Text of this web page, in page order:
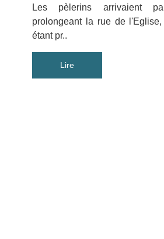
Les pèlerins arrivaient
prolongeant la rue de l'Eglise,
étant pr..